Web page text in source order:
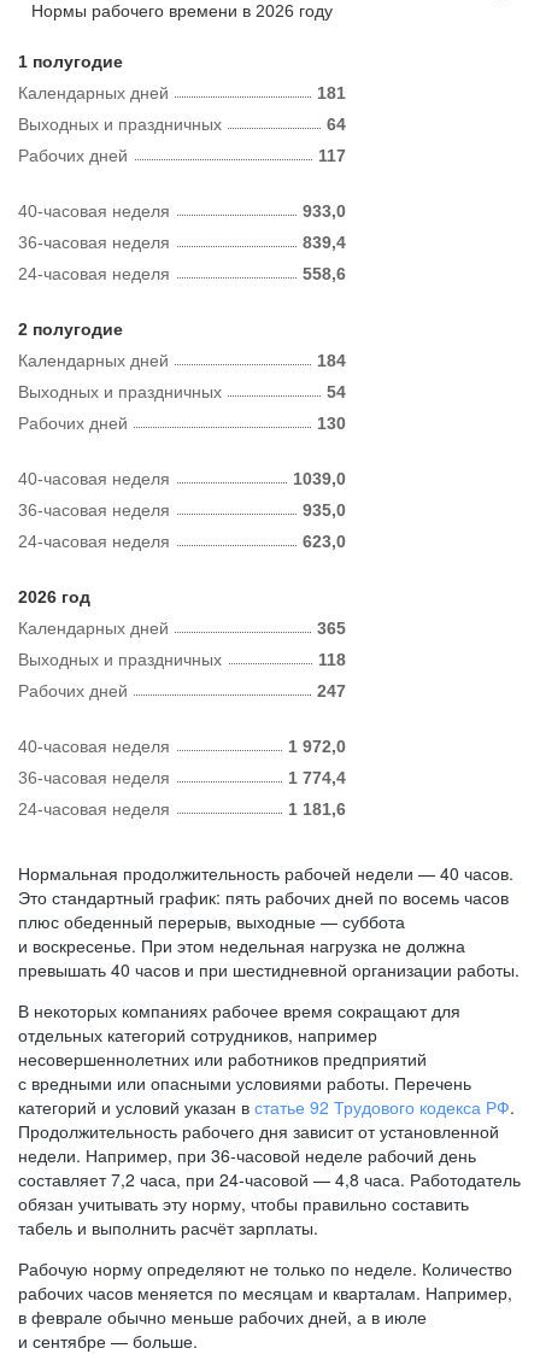
Нормы рабочего времени в 2026 году
1 полугодие
Календарных дней
181
Рабочих дней 117
Выходных и праздничных 64
40-часовая неделя
933,0
36-часовая неделя
839,4
24-часовая неделя
558,6
2 полугодие
Календарных дней
184
Рабочих дней 130
Выходных и праздничных 54
40-часовая неделя
1039,0
36-часовая неделя
935,0
24-часовая неделя
623,0
2026 год
Календарных дней
365
Рабочих дней 247
Выходных и праздничных 118
40-часовая неделя
1 972,0
36-часовая неделя
1 774,4
24-часовая неделя
1 181,6
Нормальная продолжительность рабочей недели — 40 часов.
Это стандартный график: пять рабочих дней по восемь часов
плюс обеденный перерыв, выходные — суббота
и воскресенье. При этом недельная нагрузка не должна
превышать 40 часов и при шестидневной организации работы.
В некоторых компаниях рабочее время сокращают для
отдельных категорий сотрудников, например
несовершеннолетних или работников предприятий
с вредными или опасными условиями работы. Перечень
категорий и условий указан в статье 92 Трудового кодекса РФ.
Продолжительность рабочего дня зависит от установленной
недели. Например, при 36-часовой неделе рабочий день
составляет 7,2 часа, при 24-часовой — 4,8 часа. Работодатель
обязан учитывать эту норму, чтобы правильно составить
табель и выполнить расчёт зарплаты.
Рабочую норму определяют не только по неделе. Количество
рабочих часов меняется по месяцам и кварталам. Например,
в феврале обычно меньше рабочих дней, а в июле
и сентябре — больше.